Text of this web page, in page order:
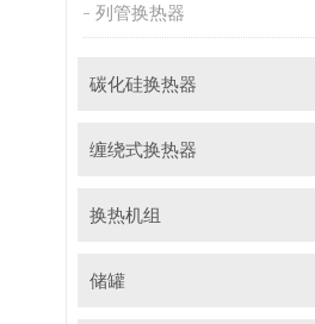
列管换热器
碳化硅换热器
缠绕式换热器
换热机组
储罐